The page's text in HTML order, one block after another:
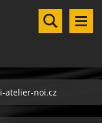
atelier-noi.cz